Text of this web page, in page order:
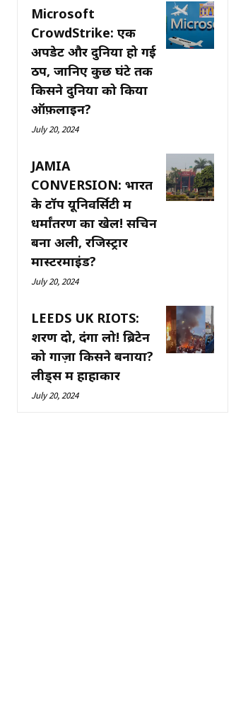
Microsoft
CrowdStrike: एक
अपडेट और दुनिया हो गई
ठप, जानिए कुछ घंटे तक
किसने दुनिया को किया
ऑफ़लाइन?
July 20, 2024
JAMIA
CONVERSION: भारत
के टॉप यूनिवर्सिटी में
धर्मांतरण का खेल! सचिन
बना अली, रजिस्ट्रार
मास्टरमाइंड?
July 20, 2024
LEEDS UK RIOTS:
शरण दो, दंगा लो! ब्रिटेन
को गाज़ा किसने बनाया?
लीड्स में हाहाकार
July 20, 2024